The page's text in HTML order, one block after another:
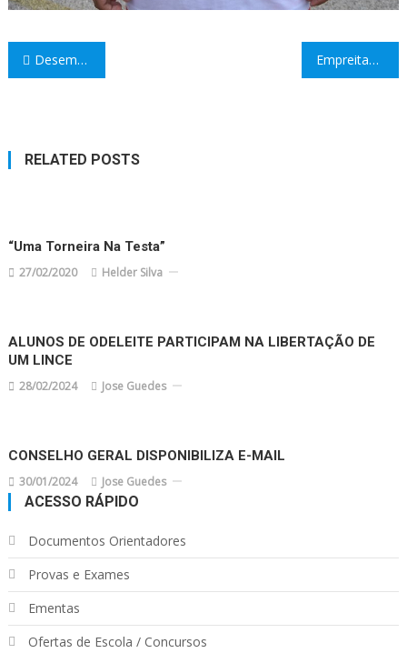
Navegação
Desempenho Ambiental do Agrupamento Empreitada – Espaço Multifuncional Envolvente à Casa do Sal – Castro Marim
RELATED POSTS
“Uma Torneira Na Testa”
27/02/2020 Helder Silva
ALUNOS DE ODELEITE PARTICIPAM NA LIBERTAÇÃO DE
UM LINCE
28/02/2024 Jose Guedes
CONSELHO GERAL DISPONIBILIZA E-MAIL
30/01/2024 Jose Guedes
ACESSO RÁPIDO
Documentos Orientadores
Provas e Exames
Ementas
Ofertas de Escola / Concursos